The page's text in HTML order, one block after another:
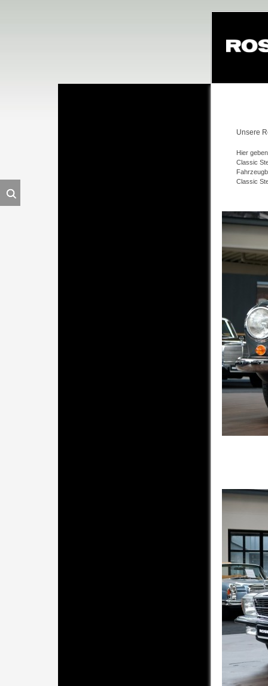
Unsere
Hier
Classic
Classic